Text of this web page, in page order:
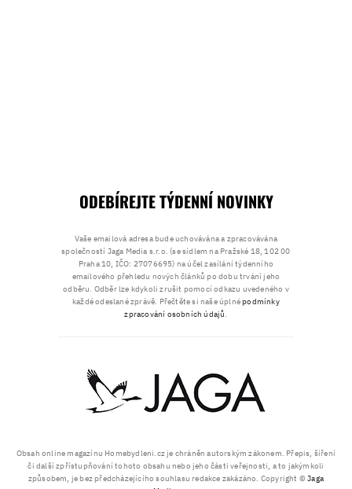
Obsah online magazínu Homebydleni.cz je chráněn autorským zákonem. Přepis, šíření
či další zpřístupňování tohoto obsahu nebo jeho části veřejnosti, a to jakýmkoli
způsobem, je bez předcházejícího souhlasu redakce zakázáno. Copyright ©Jaga
ODEBÍREJTE TÝDENNÍ NOVINKY
Vaše emailová adresa bude uchovávána a zpracovávána
společností Jaga Media s.r.o. (se sídlem na Pražské 18, 102 00
Praha 10, IČO: 27076695) na účel zasílání týdenního
emailového přehledu nových článků po dobu trvání jeho
odběru. Odběr lze kdykoli zrušit pomocí odkazu uvedeného v
každé odeslané zprávě. Přečtěte si naše úplnépodmínky
zpracování osobních údajů.